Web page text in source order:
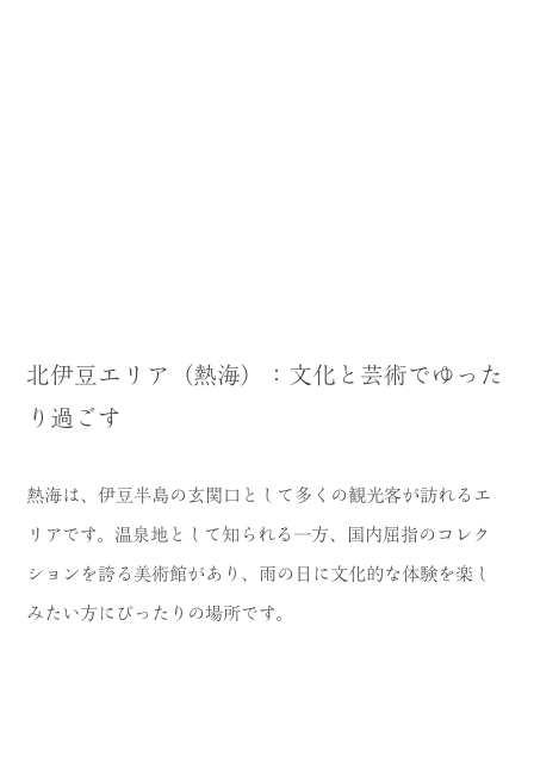
北伊豆エリア（熱海）：文化と芸術でゆった
り過ごす
熱海は、伊豆半島の玄関口として多くの観光客が訪れるエ
リアです。温泉地として知られる一方、国内屈指のコレク
ションを誇る美術館があり、雨の日に文化的な体験を楽し
みたい方にぴったりの場所です。